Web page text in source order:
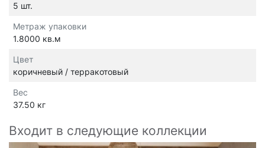
5 шт.
Метраж упаковки
1.8000 кв.м
Цвет
коричневый / терракотовый
Вес
37.50 кг
Входит в следующие коллекции